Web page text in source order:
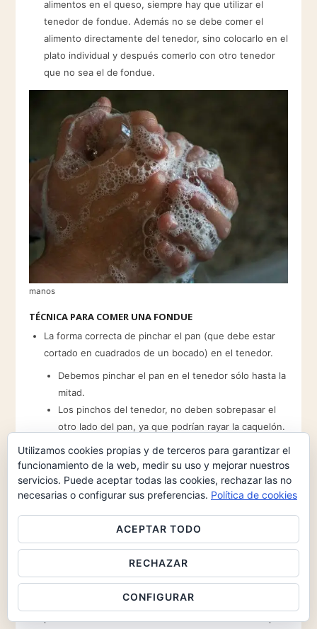
alimentos en el queso, siempre hay que utilizar el
tenedor de fondue. Además no se debe comer el
alimento directamente del tenedor, sino colocarlo en el
plato individual y después comerlo con otro tenedor
que no sea el de fondue.
manos
TÉCNICA PARA COMER UNA FONDUE
La forma correcta de pinchar el pan (que debe estar
cortado en cuadrados de un bocado) en el tenedor.
Debemos pinchar el pan en el tenedor sólo hasta la
mitad.
Los pinchos del tenedor, no deben sobrepasar el
otro lado del pan, ya que podrían rayar la caquelón.
Una vez que hemos pinchado el pan con el tenedor de
la forma correcta, hay que empapar con el queso. El
Utilizamos cookies propias y de terceros para garantizar el
funcionamiento de la web, medir su uso y mejorar nuestros
servicios. Puede aceptar todas las cookies, rechazar las no
necesarias o configurar sus preferencias. Política de cookies
ACEPTAR TODO
RECHAZAR
CONFIGURAR